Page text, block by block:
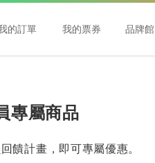
的訂單 我的票券 品牌館
專屬商品
饋計畫，即可專屬優惠。